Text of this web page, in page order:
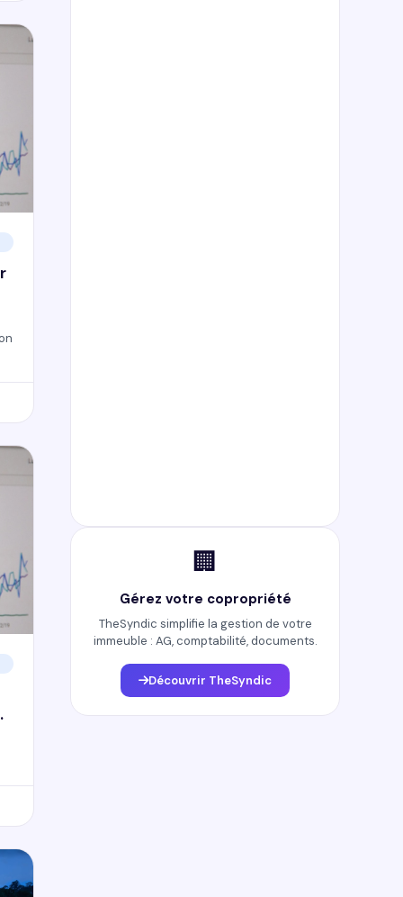
🏢
Gérez votre copropriété
TheSyndic simplifie la gestion de votre
immeuble : AG, comptabilité, documents.
Découvrir TheSyndic